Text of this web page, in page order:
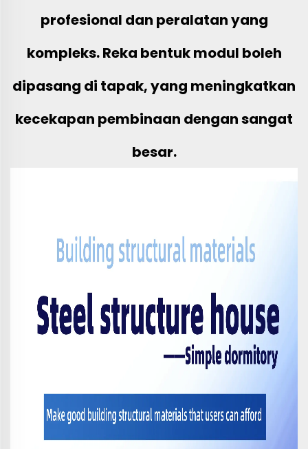
profesional dan peralatan yang
kompleks. Reka bentuk modul boleh
dipasang di tapak, yang meningkatkan
kecekapan pembinaan dengan sangat
besar.